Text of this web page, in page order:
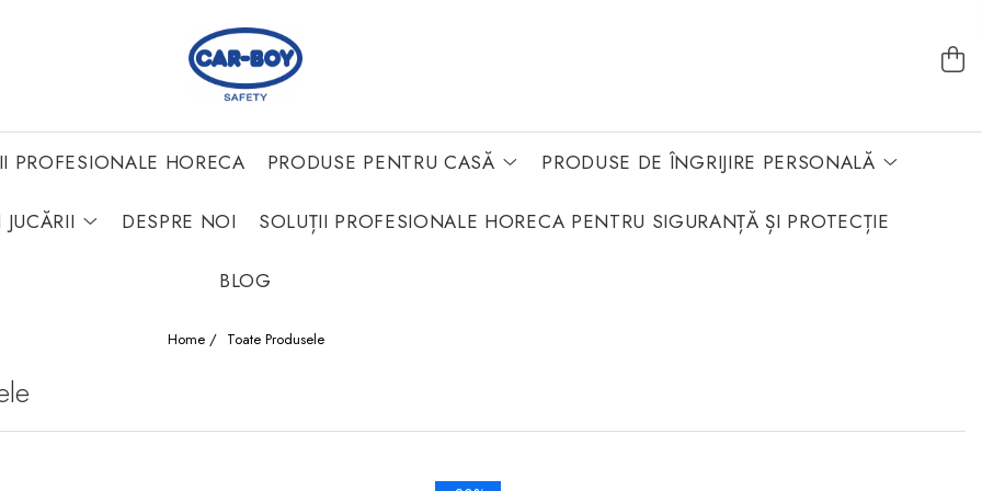
PROFESIONALE HORECA PRODUSE PENTRU CASĂ PRODUSE DE ÎNGRIJIRE PERSONALĂ
JUCĂRII DESPRE NOI SOLUȚII PROFESIONALE HORECA PENTRU SIGURANȚĂ ȘI PROTECȚIE
BLOG
Home / Toate Produsele